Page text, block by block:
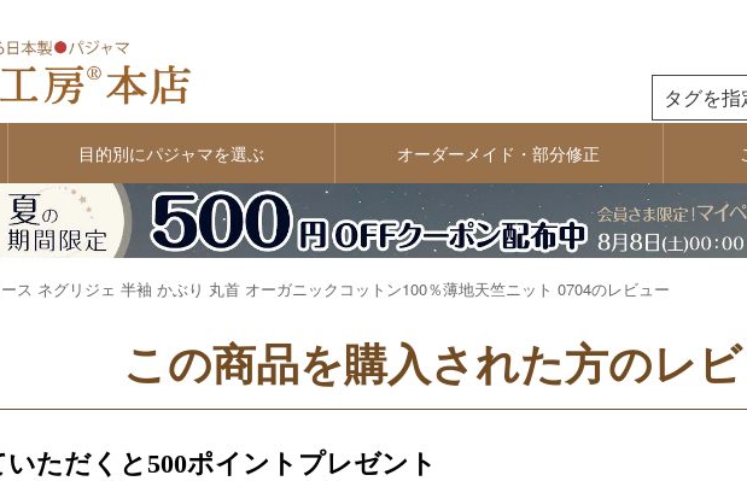
目的別にパジャマを選ぶ オーダーメイド・部分修正
ス ネグリジェ 半袖 かぶり 丸首 オーガニックコットン100％薄地天竺ニット 0704のレビュー
この商品を購入された方のレ
ただくと500ポイントプレゼント